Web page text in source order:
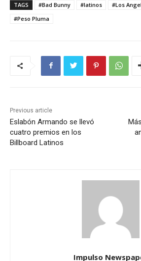
TAGS #Bad Bunny #latinos
#Los
#Peso Pluma
Previous article
Eslabón Armando se llevó
cuatro premios en los
Billboard Latinos
Impulso